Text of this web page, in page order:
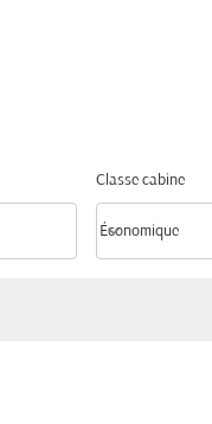
Classe cabine
Classe cabine
Économique
keyboard_arrow_down